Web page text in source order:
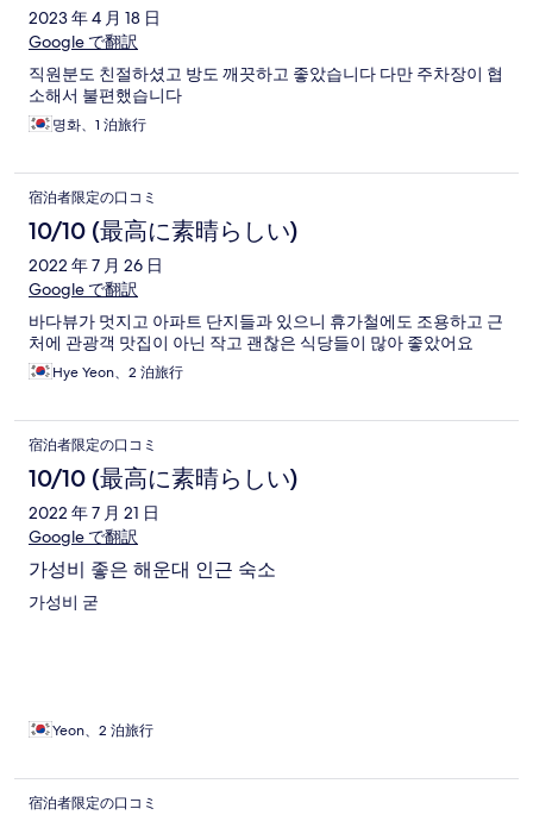
2023 年 4 月 18 日
Google で翻訳
직원분도 친절하셨고 방도 깨끗하고 좋았습니다 다만 주차장이 협
소해서 불편했습니다
명화、1 泊旅行
宿泊者限定の口コミ
10/10 (最高に素晴らしい)
2022 年 7 月 26 日
Google で翻訳
바다뷰가 멋지고 아파트 단지들과 있으니 휴가철에도 조용하고 근
처에 관광객 맛집이 아닌 작고 괜찮은 식당들이 많아 좋았어요
Hye Yeon、2 泊旅行
宿泊者限定の口コミ
10/10 (最高に素晴らしい)
2022 年 7 月 21 日
Google で翻訳
가성비 좋은 해운대 인근 숙소
가성비 굳
Yeon、2 泊旅行
宿泊者限定の口コミ